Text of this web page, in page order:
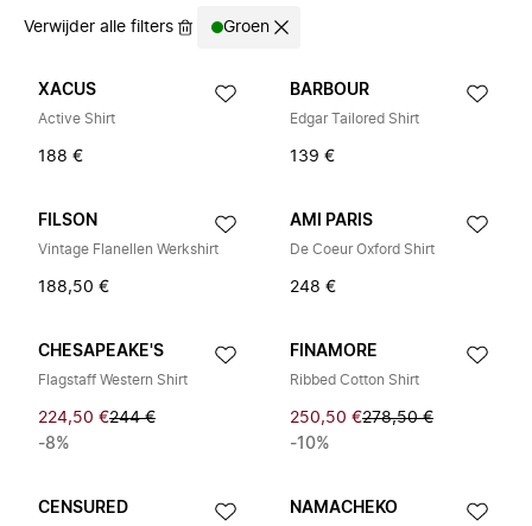
Verwijder alle filters Groen
XACUS
Active Shirt
188 €
BARBOUR
Edgar Tailored Shirt
139 €
FILSON
Vintage Flanellen Werkshirt
188,50 €
AMI PARIS
De Coeur Oxford Shirt
248 €
CHESAPEAKE'S
Flagstaff Western Shirt
224,50 €244 €
-8%
FINAMORE
Ribbed Cotton Shirt
250,50 €278,50 €
-10%
CENSURED NAMACHEKO